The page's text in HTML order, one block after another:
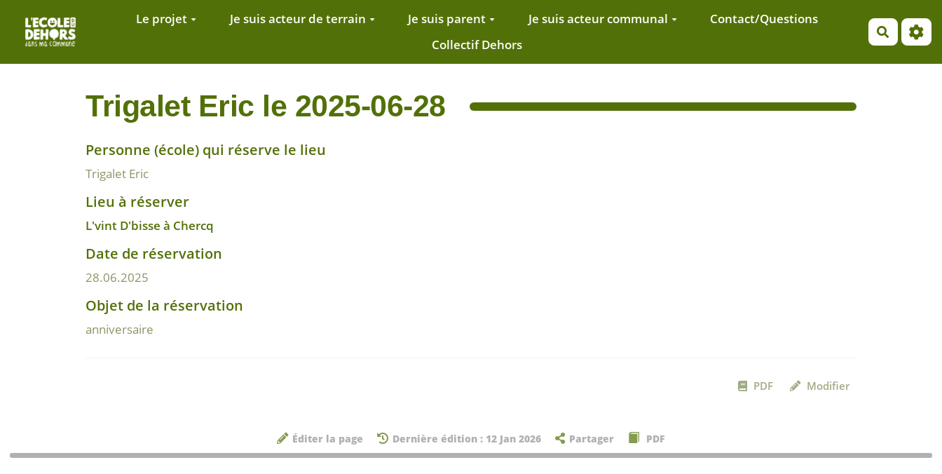
Aller au contenu principal
Le projet Je suis acteur de terrain Je suis parent Je suis acteur communal
Contact/Questions
Collectif Dehors
Trigalet Eric le 2025-06-28
Personne (école) qui réserve le lieu
Trigalet Eric
Lieu à réserver
L'vint D'bisse à Chercq
Date de réservation
28.06.2025
Objet de la réservation
anniversaire
PDF Modifier
Éditer la page Dernière édition : 12 Jan 2026 Partager PDF